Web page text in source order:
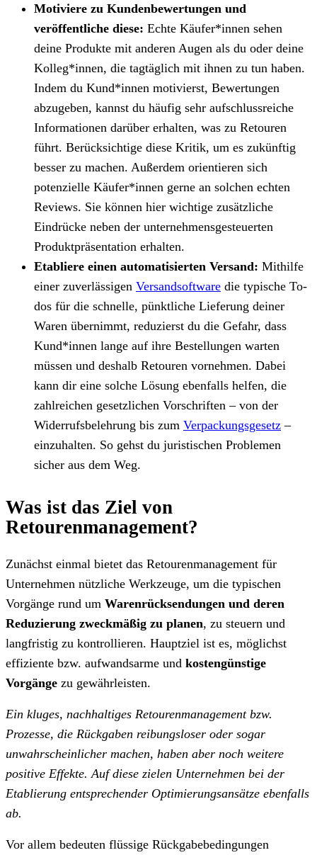
Motiviere zu Kundenbewertungen und
veröffentliche diese: Echte Käufer*innen sehen
deine Produkte mit anderen Augen als du oder deine
Kolleg*innen, die tagtäglich mit ihnen zu tun haben.
Indem du Kund*innen motivierst, Bewertungen
abzugeben, kannst du häufig sehr aufschlussreiche
Informationen darüber erhalten, was zu Retouren
führt. Berücksichtige diese Kritik, um es zukünftig
besser zu machen. Außerdem orientieren sich
potenzielle Käufer*innen gerne an solchen echten
Reviews. Sie können hier wichtige zusätzliche
Eindrücke neben der unternehmensgesteuerten
Produktpräsentation erhalten.
Etabliere einen automatisierten Versand: Mithilfe
einer zuverlässigen Versandsoftware die typische To-
dos für die schnelle, pünktliche Lieferung deiner
Waren übernimmt, reduzierst du die Gefahr, dass
Kund*innen lange auf ihre Bestellungen warten
müssen und deshalb Retouren vornehmen. Dabei
kann dir eine solche Lösung ebenfalls helfen, die
zahlreichen gesetzlichen Vorschriften – von der
Widerrufsbelehrung bis zum Verpackungsgesetz –
einzuhalten. So gehst du juristischen Problemen
sicher aus dem Weg.
Was ist das Ziel von
Retourenmanagement?
Zunächst einmal bietet das Retourenmanagement für
Unternehmen nützliche Werkzeuge, um die typischen
Vorgänge rund um Warenrücksendungen und deren
Reduzierung zweckmäßig zu planen, zu steuern und
langfristig zu kontrollieren. Hauptziel ist es, möglichst
effiziente bzw. aufwandsarme und kostengünstige
Vorgänge zu gewährleisten.
Ein kluges, nachhaltiges Retourenmanagement bzw.
Prozesse, die Rückgaben reibungsloser oder sogar
unwahrscheinlicher machen, haben aber noch weitere
positive Effekte. Auf diese zielen Unternehmen bei der
Etablierung entsprechender Optimierungsansätze ebenfalls
ab.
Vor allem bedeuten flüssige Rückgabebedingungen